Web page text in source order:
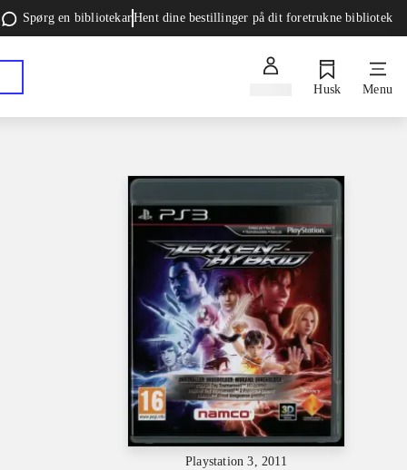
Spørg en bibliotekarHent dine bestillinger på dit foretrukne bibliotek
Husk Menu
Playstation 3, 2011